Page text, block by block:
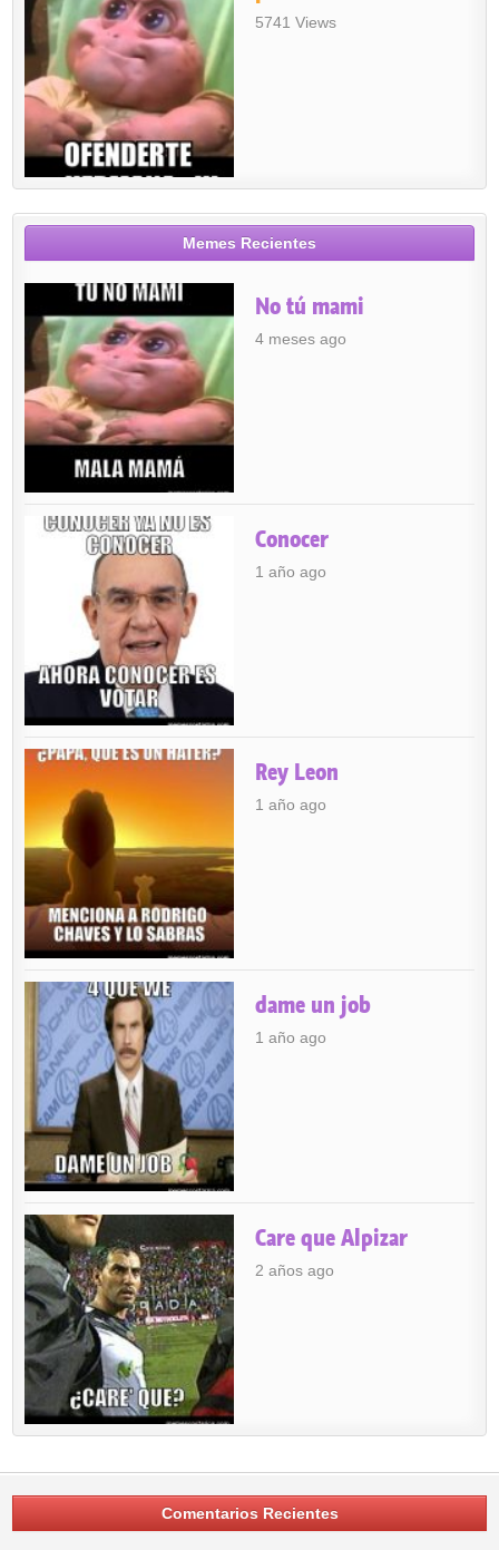
5741 Views
Memes Recientes
No tú mami
4 meses ago
Conocer
1 año ago
Rey Leon
1 año ago
dame un job
1 año ago
Care que Alpizar
2 años ago
Comentarios Recientes